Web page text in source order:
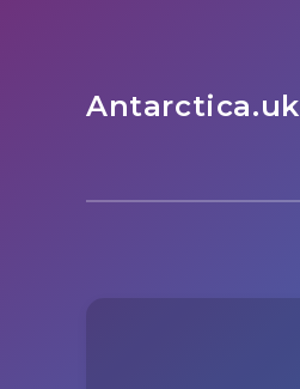
Antarctica.uk